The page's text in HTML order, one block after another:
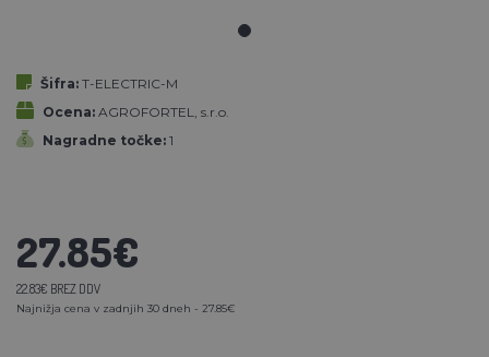
Šifra: T-ELECTRIC-M
Ocena: AGROFORTEL, s.r.o.
Nagradne točke: 1
27.85€
22.83€ BREZ DDV
Najnižja cena v zadnjih 30 dneh - 27.85€